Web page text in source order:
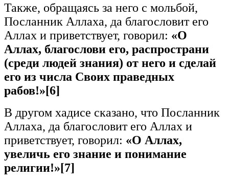
Также, обращаясь за него с мольбой,
Посланник Аллаха, да благословит его
Аллах и приветствует, говорил: «О
Аллах, благослови его, распространи
(среди людей знания) от него и сделай
его из числа Своих праведных
рабов!»[6]
В другом хадисе сказано, что Посланник
Аллаха, да благословит его Аллах и
приветствует, говорил: «О Аллах,
увеличь его знание и понимание
религии!»[7]